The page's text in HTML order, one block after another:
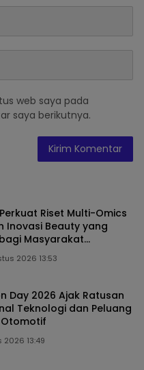
web saya pada
saya berikutnya.
Riset Multi-Omics
Inovasi Beauty yang
Masyarakat
2026 13:53
Day 2026 Ajak Ratusan
Teknologi dan Peluang
2026 13:49